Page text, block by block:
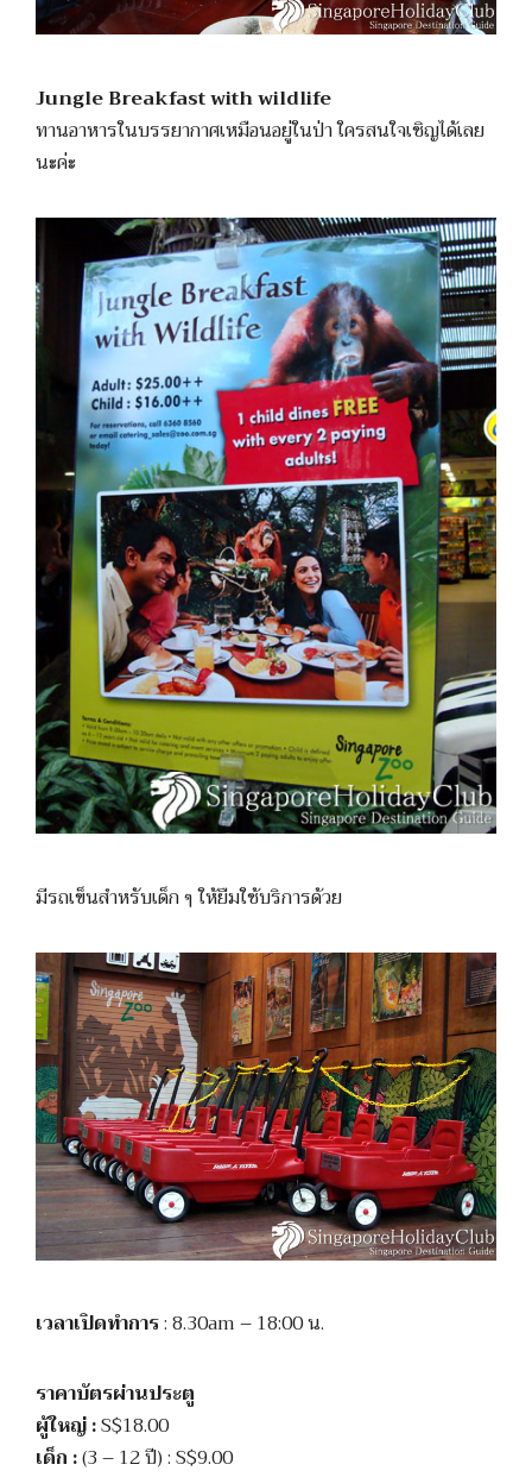
Jungle Breakfast with wildlife
ทานอาหารในบรรยากาศเหมือนอยู่ในป่า ใครสนใจเชิญได้เลย
นะค่ะ
มีรถเข็นสำหรับเด็ก ๆ ให้ยืมใช้บริการด้วย
เวลาเปิดทำการ: 8.30am – 18:00 น.
ราคาบัตรผ่านประตู
ผู้ใหญ่ :S$18.00
เด็ก :(3 – 12 ปี) : S$9.00